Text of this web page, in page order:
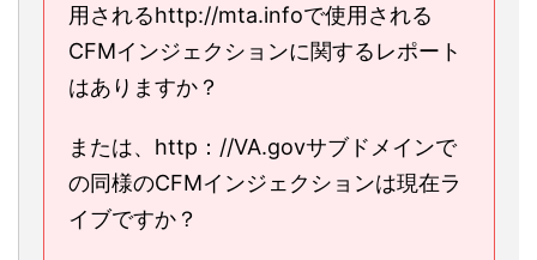
用されるhttp://mta.infoで使用される
CFMインジェクションに関するレポート
はありますか？
または、http：//VA.govサブドメインで
の同様のCFMインジェクションは現在ラ
イブですか？